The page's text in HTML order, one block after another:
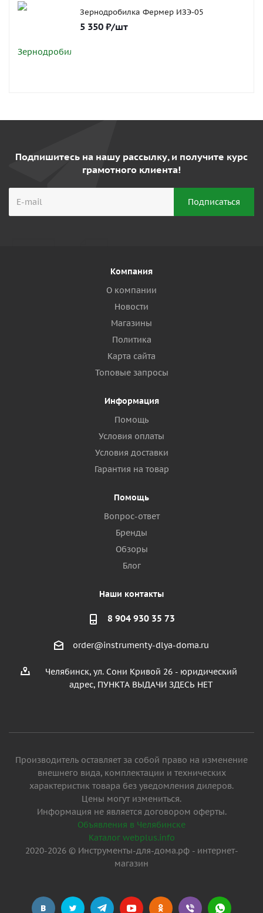
Зернодробилка Фермер ИЗЭ-05
5 350 ₽/шт
Подпишитесь на нашу рассылку, и получите курс
грамотного клиента!
Компания
О компании
Новости
Магазины
Политика
Карта сайта
Топовые запросы
Информация
Помощь
Условия оплаты
Условия доставки
Гарантия на товар
Помощь
Вопрос-ответ
Бренды
Обзоры
Блог
Наши контакты
8 904 930 35 73
order@instrumenty-dlya-doma.ru
Челябинск, ул. Сони Кривой 26 - юридический
адрес, ПУНКТА ВЫДАЧИ ЗДЕСЬ НЕТ
Производитель оставляет за собой право на изменение
внешнего вида, комплектации и технических
характеристик товара без уведомления дилеров.
Цены могут измениться.
Информация не является договором оферты.
Объявления в Челябинске
Каталог webplus.info
2020-2026 © Инструменты-для-дома.рф - интернет-
магазин